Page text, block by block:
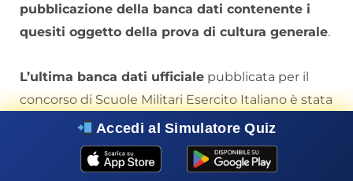
pubblicazione della banca dati contenente i
quesiti oggetto della prova di cultura generale.
L’ultima banca dati ufficiale pubblicata per il
concorso di Scuole Militari Esercito Italiano è stata
pubblicata nel 2024.
La trovereteall’interno della nostra Piattaforma
.
Accedi al Simulatore Quiz